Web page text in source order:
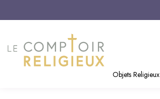
Objets Religieux